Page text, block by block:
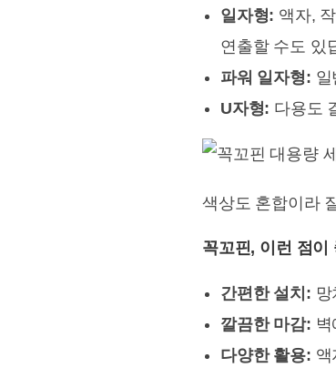
일자형: 액자,
연출할 수도 있
파워 일자형:
U자형: 다용도
색상도 혼합이라
꼭꼬핀, 이런 점이
간편한 설치:
깔끔한 마감:
다양한 활용: